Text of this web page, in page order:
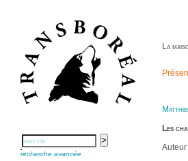
recherche avancée
La
Les
Auteur